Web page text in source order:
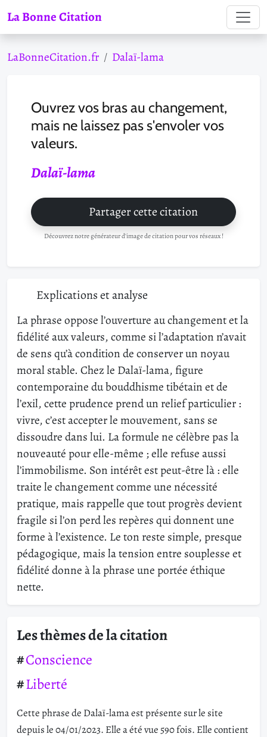
La Bonne Citation
LaBonneCitation.fr Dalaï-lama
Ouvrez vos bras au changement,
mais ne laissez pas s'envoler vos
valeurs.
Dalaï-lama
Partager cette citation
Découvrez notre générateur d'image de citation pour vos réseaux !
Explications et analyse
La phrase oppose l’ouverture au changement et la
fidélité aux valeurs, comme si l’adaptation n’avait
de sens qu’à condition de conserver un noyau
moral stable. Chez le Dalaï-lama, figure
contemporaine du bouddhisme tibétain et de
l’exil, cette prudence prend un relief particulier :
vivre, c’est accepter le mouvement, sans se
dissoudre dans lui. La formule ne célèbre pas la
nouveauté pour elle-même ; elle refuse aussi
l’immobilisme. Son intérêt est peut-être là : elle
traite le changement comme une nécessité
pratique, mais rappelle que tout progrès devient
fragile si l’on perd les repères qui donnent une
forme à l’existence. Le ton reste simple, presque
pédagogique, mais la tension entre souplesse et
fidélité donne à la phrase une portée éthique
nette.
Les thèmes de la citation
Conscience
Liberté
Cette phrase de Dalaï-lama est présente sur le site
depuis le 04/01/2023. Elle a été vue 590 fois. Elle contient